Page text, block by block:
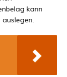
kann